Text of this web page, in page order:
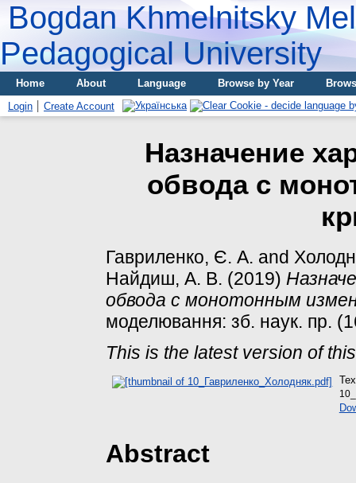
Bogdan Khmelnitsky
Pedagogical University
Home About Language Browse by Year
Login
Create Account
Назначение
обвода с
Гавриленко, Є. А. and
Найдиш, А. В. (2019)
обвода с монотонным
моделювання: зб. наук. пр.
This is the latest version of
Abstract